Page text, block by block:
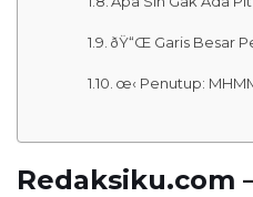
ðŸ“Œ Garis Besar
œ‹ Penutup:
Redaksiku.com